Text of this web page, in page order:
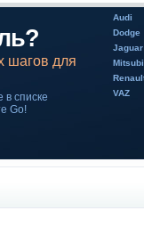
шагов для
списке
Go!
Audi
Dodge
Jaguar
VAZ